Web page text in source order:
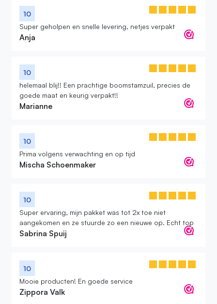
10
Super geholpen en snelle levering, netjes verpakt
Anja
10
helemaal blij!! Een prachtige boomstamzuil, precies de
goede maat en keurig verpakt!!
Marianne
10
Prima volgens verwachting en op tijd
Mischa Schoenmaker
10
Super ervaring, mijn pakket was tot 2x toe niet
aangekomen en ze stuurde zo een nieuwe op. Echt top
Sabrina Spuij
10
Mooie producten! En goede service
Zippora Valk